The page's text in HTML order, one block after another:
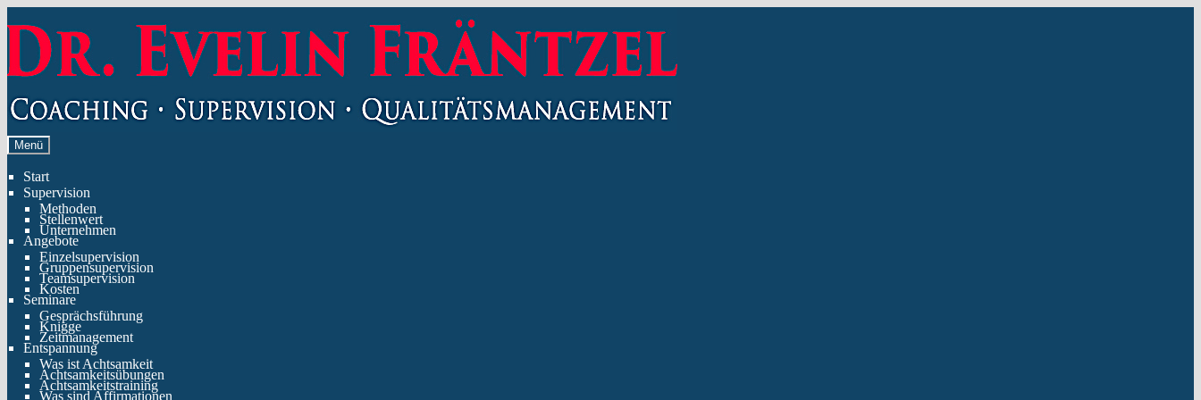
Navigation
springen
Inhalt
springen
Menü
Start
Supervision
Methoden
Stellenwert
Unternehmen
Angebote
Einzelsupervision
Gruppensupervision
Teamsupervision
Kosten
Seminare
Gesprächsführung
Knigge
Zeitmanagement
Entspannung
Was ist Achtsamkeit
Achtsamkeitsübungen
Achtsamkeitstraining
Was sind Affirmationen